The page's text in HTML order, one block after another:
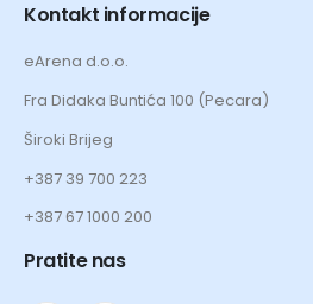
Kontakt informacije
eArena d.o.o.
Fra Didaka Buntića 100 (Pecara)
Široki Brijeg
+387 39 700 223
+387 67 1000 200
Pratite nas